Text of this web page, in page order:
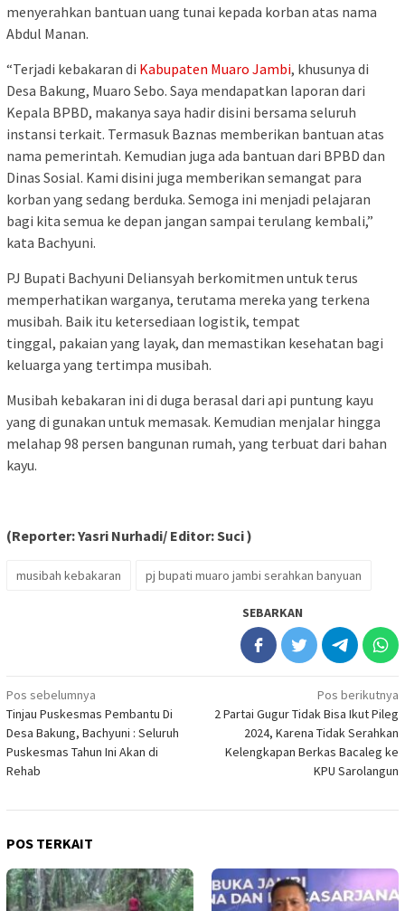
menyerahkan bantuan uang tunai kepada korban atas nama
Abdul Manan.
“Terjadi kebakaran di Kabupaten Muaro Jambi, khusunya di
Desa Bakung, Muaro Sebo. Saya mendapatkan laporan dari
Kepala BPBD, makanya saya hadir disini bersama seluruh
instansi terkait. Termasuk Baznas memberikan bantuan atas
nama pemerintah. Kemudian juga ada bantuan dari BPBD dan
Dinas Sosial. Kami disini juga memberikan semangat para
korban yang sedang berduka. Semoga ini menjadi pelajaran
bagi kita semua ke depan jangan sampai terulang kembali,”
kata Bachyuni.
PJ Bupati Bachyuni Deliansyah berkomitmen untuk terus
memperhatikan warganya, terutama mereka yang terkena
musibah. Baik itu ketersediaan logistik, tempat
tinggal, pakaian yang layak, dan memastikan kesehatan bagi
keluarga yang tertimpa musibah.
Musibah kebakaran ini di duga berasal dari api puntung kayu
yang di gunakan untuk memasak. Kemudian menjalar hingga
melahap 98 persen bangunan rumah, yang terbuat dari bahan
kayu.
(Reporter:Yasri Nurhadi/ Editor: Suci )
musibah kebakaran pj bupati muaro jambi serahkan banyuan
SEBARKAN
Navigasi
pos
Pos sebelumnya
Tinjau Puskesmas Pembantu Di
Desa Bakung, Bachyuni : Seluruh
Puskesmas Tahun Ini Akan di
Rehab
Pos berikutnya
2 Partai Gugur Tidak Bisa Ikut Pileg
2024, Karena Tidak Serahkan
Kelengkapan Berkas Bacaleg ke
KPU Sarolangun
POS TERKAIT